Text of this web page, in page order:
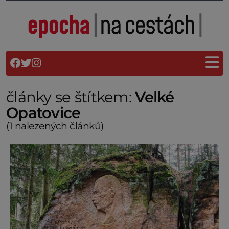
články se štítkem:Velké
Opatovice
(1 nalezených článků)